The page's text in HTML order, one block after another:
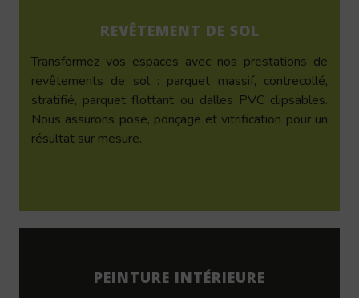
REVÊTEMENT DE SOL
Transformez vos espaces avec nos prestations de
revêtements de sol : parquet massif, contrecollé,
stratifié, parquet flottant ou dalles PVC clipsables.
Nous assurons pose, ponçage et vitrification pour un
résultat sur mesure.
PEINTURE INTÉRIEURE